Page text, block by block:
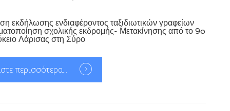
εκδήλωσης ενδιαφέροντος ταξιδιωτικών γραφείων
σχολικής εκδρομής- Μετακίνησης από το 9o
Λάρισας στη Σύρο
περισσότερα...